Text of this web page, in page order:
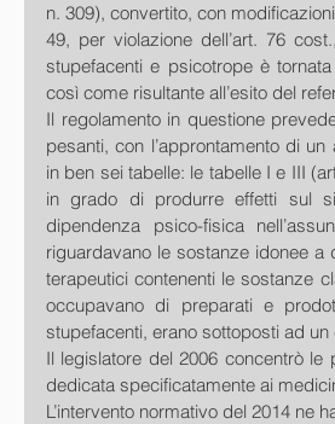
n. 309), convertito, con
49, per violazione dell’art. 76
stupefacenti e psicotrope è
così come risultante all’esito del
Il regolamento in questione
pesanti, con l’approntamento di
in ben sei tabelle: le tabelle I e III
in grado di produrre effetti sul
dipendenza psico-fisica
riguardavano le sostanze idonee
terapeutici contenenti le sostanze
occupavano di preparati e
stupefacenti, erano sottoposti ad
Il legislatore del 2006 concentrò
dedicata specificatamente ai
L’intervento normativo del 2014 ne